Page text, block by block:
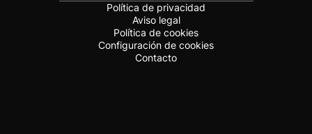
Política de privacidad
Aviso legal
Política de cookies
Configuración de cookies
Contacto